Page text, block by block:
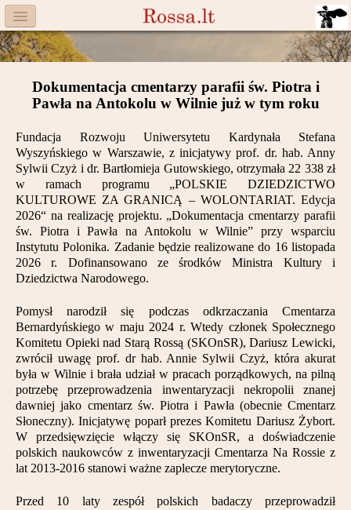
Menu
Facebook
Komitet
Aktualności
Książka
Moneta
Cegiełki
Rossa
Darczyńcy
Partnerzy
Kontakt
Dokumentacja cmentarzy parafii św. Piotra i
Pawła na Antokolu w Wilnie już w tym roku
Fundacja Rozwoju Uniwersytetu Kardynała Stefana
Wyszyńskiego w Warszawie, z inicjatywy prof. dr. hab. Anny
Sylwii Czyż i dr. Bartłomieja Gutowskiego, otrzymała 22 338 zł
w ramach programu „POLSKIE DZIEDZICTWO
KULTUROWE ZA GRANICĄ – WOLONTARIAT. Edycja
2026“ na realizację projektu. „Dokumentacja cmentarzy parafii
św. Piotra i Pawła na Antokolu w Wilnie” przy wsparciu
Instytutu Polonika. Zadanie będzie realizowane do 16 listopada
2026 r. Dofinansowano ze środków Ministra Kultury i
Dziedzictwa Narodowego.
Pomysł narodził się podczas odkrzaczania Cmentarza
Bernardyńskiego w maju 2024 r. Wtedy członek Społecznego
Komitetu Opieki nad Starą Rossą (SKOnSR), Dariusz Lewicki,
zwrócił uwagę prof. dr hab. Annie Sylwii Czyż, która akurat
była w Wilnie i brała udział w pracach porządkowych, na pilną
potrzebę przeprowadzenia inwentaryzacji nekropolii znanej
dawniej jako cmentarz św. Piotra i Pawła (obecnie Cmentarz
Słoneczny). Inicjatywę poparł prezes Komitetu Dariusz Żybort.
W przedsięwzięcie włączy się SKOnSR, a doświadczenie
polskich naukowców z inwentaryzacji Cmentarza Na Rossie z
lat 2013-2016 stanowi ważne zaplecze merytoryczne.
Przed 10 laty zespół polskich badaczy przeprowadził